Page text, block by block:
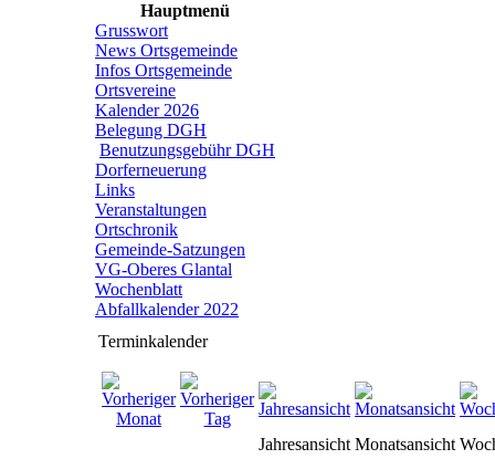
Hauptmenü
Grusswort
News Ortsgemeinde
Infos Ortsgemeinde
Ortsvereine
Kalender 2026
Belegung DGH
Benutzungsgebühr DGH
Dorferneuerung
Links
Veranstaltungen
Ortschronik
Gemeinde-Satzungen
VG-Oberes Glantal
Wochenblatt
Abfallkalender 2022
Terminkalender
Jahresansicht Monatsansicht